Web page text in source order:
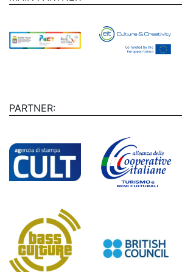
PARTNER: